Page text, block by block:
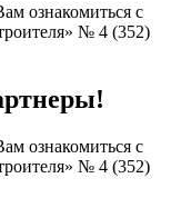
ознакомиться с
№ 4 (352)
ознакомиться с
№ 4 (352)